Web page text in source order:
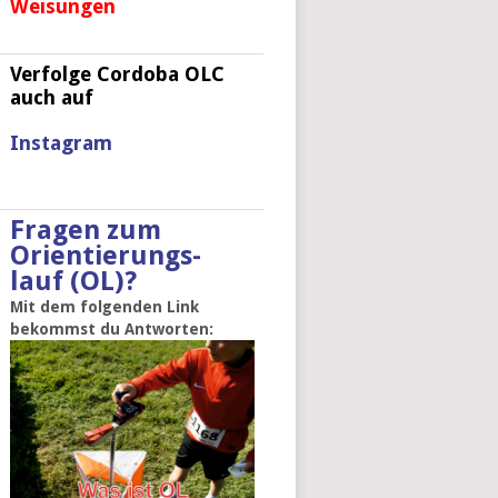
Weisungen
Verfolge Cordoba OLC
auch auf
Instagram
Fragen zum
Orientierungs-
lauf (OL)?
Mit dem folgenden Link
bekommst du Antworten: